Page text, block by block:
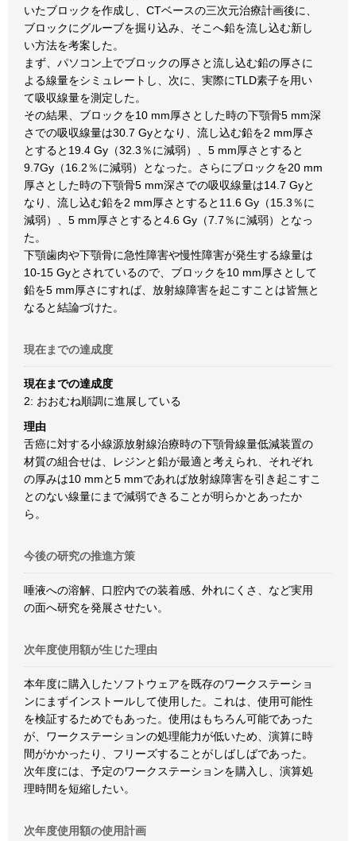
いたブロックを作成し、CTベースの三次元治療計画後に、
ブロックにグルーブを掘り込み、そこへ鉛を流し込む新し
い方法を考案した。
まず、パソコン上でブロックの厚さと流し込む鉛の厚さに
よる線量をシミュレートし、次に、実際にTLD素子を用い
て吸収線量を測定した。
その結果、ブロックを10 mm厚さとした時の下顎骨5 mm深
さでの吸収線量は30.7 Gyとなり、流し込む鉛を2 mm厚さ
とすると19.4 Gy（32.3％に減弱）、5 mm厚さとすると
9.7Gy（16.2％に減弱）となった。さらにブロックを20 mm
厚さとした時の下顎骨5 mm深さでの吸収線量は14.7 Gyと
なり、流し込む鉛を2 mm厚さとすると11.6 Gy（15.3％に
減弱）、5 mm厚さとすると4.6 Gy（7.7％に減弱）となっ
た。
下顎歯肉や下顎骨に急性障害や慢性障害が発生する線量は
10-15 Gyとされているので、ブロックを10 mm厚さとして
鉛を5 mm厚さにすれば、放射線障害を起こすことは皆無と
なると結論づけた。
現在までの達成度
現在までの達成度
2: おおむね順調に進展している
理由
舌癌に対する小線源放射線治療時の下顎骨線量低減装置の
材質の組合せは、レジンと鉛が最適と考えられ、それぞれ
の厚みは10 mmと5 mmであれば放射線障害を引き起こすこ
とのない線量にまで減弱できることが明らかとあったか
ら。
今後の研究の推進方策
唾液への溶解、口腔内での装着感、外れにくさ、など実用
の面へ研究を発展させたい。
次年度使用額が生じた理由
本年度に購入したソフトウェアを既存のワークステーショ
ンにまずインストールして使用した。これは、使用可能性
を検証するためでもあった。使用はもちろん可能であった
が、ワークステーションの処理能力が低いため、演算に時
間がかかったり、フリーズすることがしばしばであった。
次年度には、予定のワークステーションを購入し、演算処
理時間を短縮したい。
次年度使用額の使用計画